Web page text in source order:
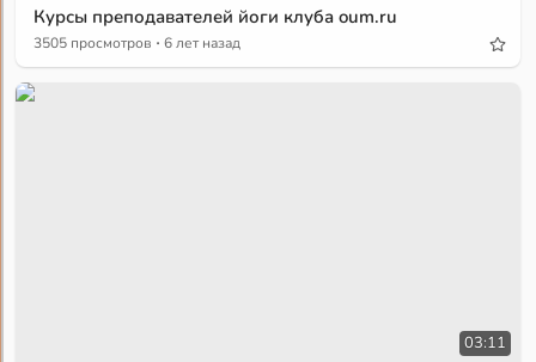
Курсы преподавателей йоги клуба oum.ru
3505 просмотров · 6 лет назад
03:11